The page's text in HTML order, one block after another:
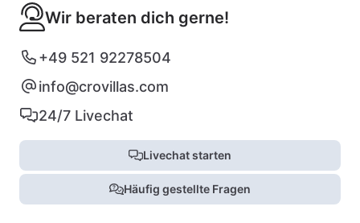
Wir beraten dich gerne!
+49 521 92278504
info@crovillas.com
24/7 Livechat
Livechat starten
Häufig gestellte Fragen